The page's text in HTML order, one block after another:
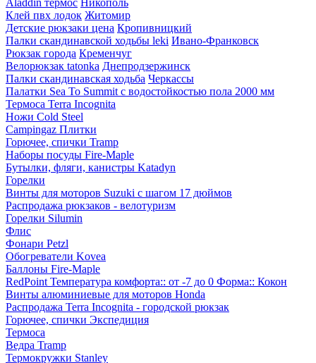
Aladdin термос Никополь
Клей пвх лодок Житомир
Детские рюкзаки цена Кропивницкий
Палки скандинавской ходьбы leki Ивано-Франковск
Рюкзак города Кременчуг
Велорюкзак tatonka Днепродзержинск
Палки скандинавская ходьба Черкассы
Палатки Sea To Summit с водостойкостью пола 2000 мм
Термоса Terra Incognita
Ножи Cold Steel
Campingaz Плитки
Горючее, спички Tramp
Наборы посуды Fire-Maple
Бутылки, фляги, канистры Katadyn
Горелки
Винты для моторов Suzuki с шагом 17 дюймов
Распродажа рюкзаков - велотуризм
Горелки Silumin
Флис
Фонари Petzl
Обогреватели Kovea
Баллоны Fire-Maple
RedPoint Температура комфорта:: от -7 до 0 Форма:: Кокон
Винты алюминиевые для моторов Honda
Распродажа Terra Incognita - городской рюкзак
Горючее, спички Экспедиция
Термоса
Ведра Tramp
Термокружки Stanley